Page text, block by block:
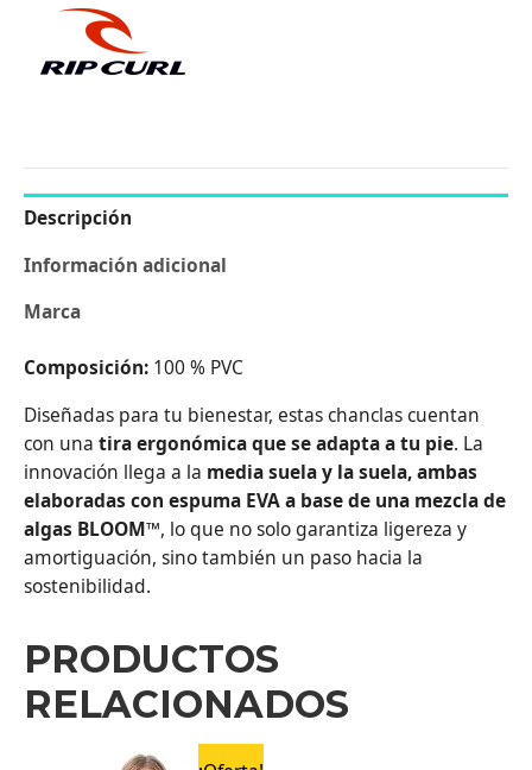
Descripción
Información adicional
Marca
Composición: 100 % PVC
Diseñadas para tu bienestar, estas chanclas cuentan
con una tira ergonómica que se adapta a tu pie. La
innovación llega a la media suela y la suela, ambas
elaboradas con espuma EVA a base de una mezcla de
algas BLOOM™, lo que no solo garantiza ligereza y
amortiguación, sino también un paso hacia la
sostenibilidad.
PRODUCTOS
RELACIONADOS